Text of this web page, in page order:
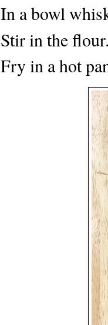
In a bowl
Stir in the flour.
Fry in a hot